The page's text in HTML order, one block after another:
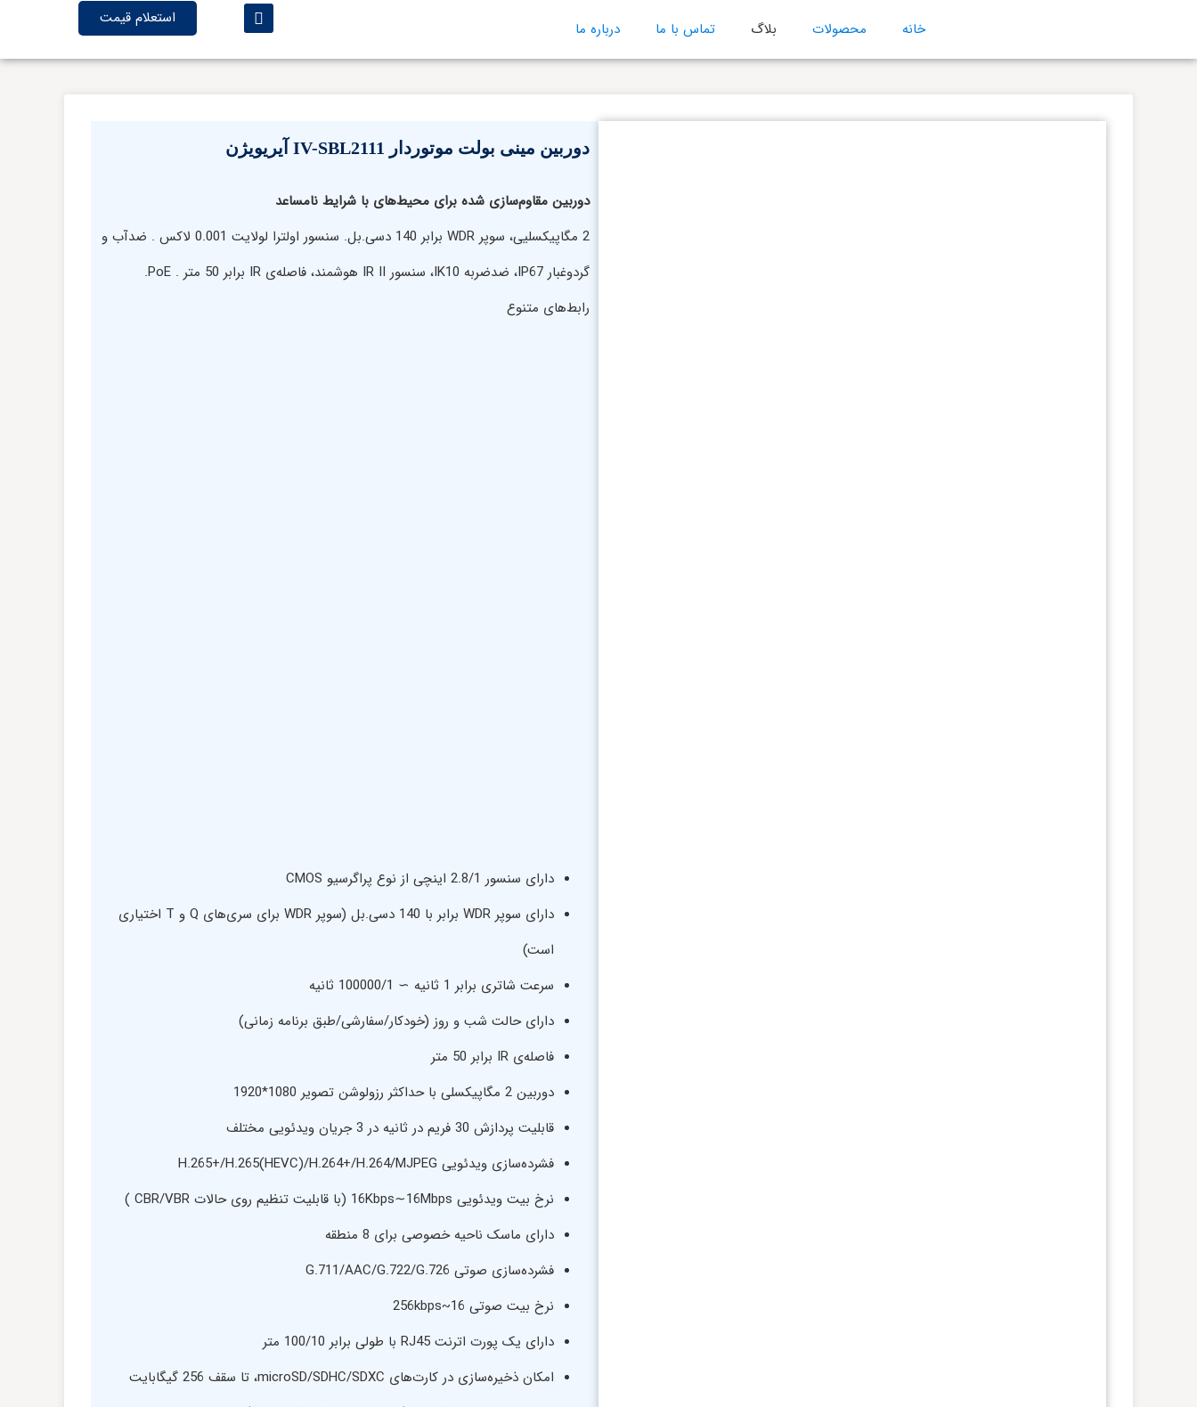
خانه محصولات بلاگ تماس با ما درباره ما
استعلام قیمت
دوربین مینی بولت موتوردار IV-SBL2111 آیریویژن
دوربین مقاوم‌سازی شده برای محیط‌های با شرایط نامساعد
2 مگاپیکسلیی، سوپر WDR برابر 140 دسی.بل. سنسور اولترا لولایت 0.001 لاکس . ضدآب و
گردوغبار IP67، ضدضربه IK10، سنسور IR II هوشمند، فاصله‌ی IR برابر 50 متر . PoE.
رابط‌های متنوع
دارای سنسور 2.8/1 اینچی از نوع پراگرسیو CMOS
دارای سوپر WDR برابر با 140 دسی.بل (سوپر WDR برای سری‌های Q و T اختیاری
است)
سرعت شاتری برابر 1 ثانیه ∼ 100000/1 ثانیه
دارای حالت شب و روز (خودکار/سفارشی/طبق برنامه‌ زمانی)
فاصله‌ی IR برابر 50 متر
دوربین 2 مگاپیکسلی با حداکثر رزولوشن تصویر 1080*1920
قابلیت پردازش 30 فریم در ثانیه در 3 جریان ویدئویی مختلف
فشرده‌سازی ویدئویی H.265+/H.265(HEVC)/H.264+/H.264/MJPEG
نرخ بیت ویدئویی 16Kbps∼16Mbps (با قابلیت تنظیم روی حالات CBR/VBR )
دارای ماسک ناحیه خصوصی برای 8 منطقه
فشرده‌سازی صوتی G.711/AAC/G.722/G.726
نرخ بیت صوتی 16~256kbps
دارای یک پورت اترنت RJ45 با طولی برابر 100/10 متر
امکان ذخیره‌سازی در کارت‌های microSD/SDHC/SDXC، تا سقف 256 گیگابایت